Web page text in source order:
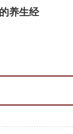
养生经